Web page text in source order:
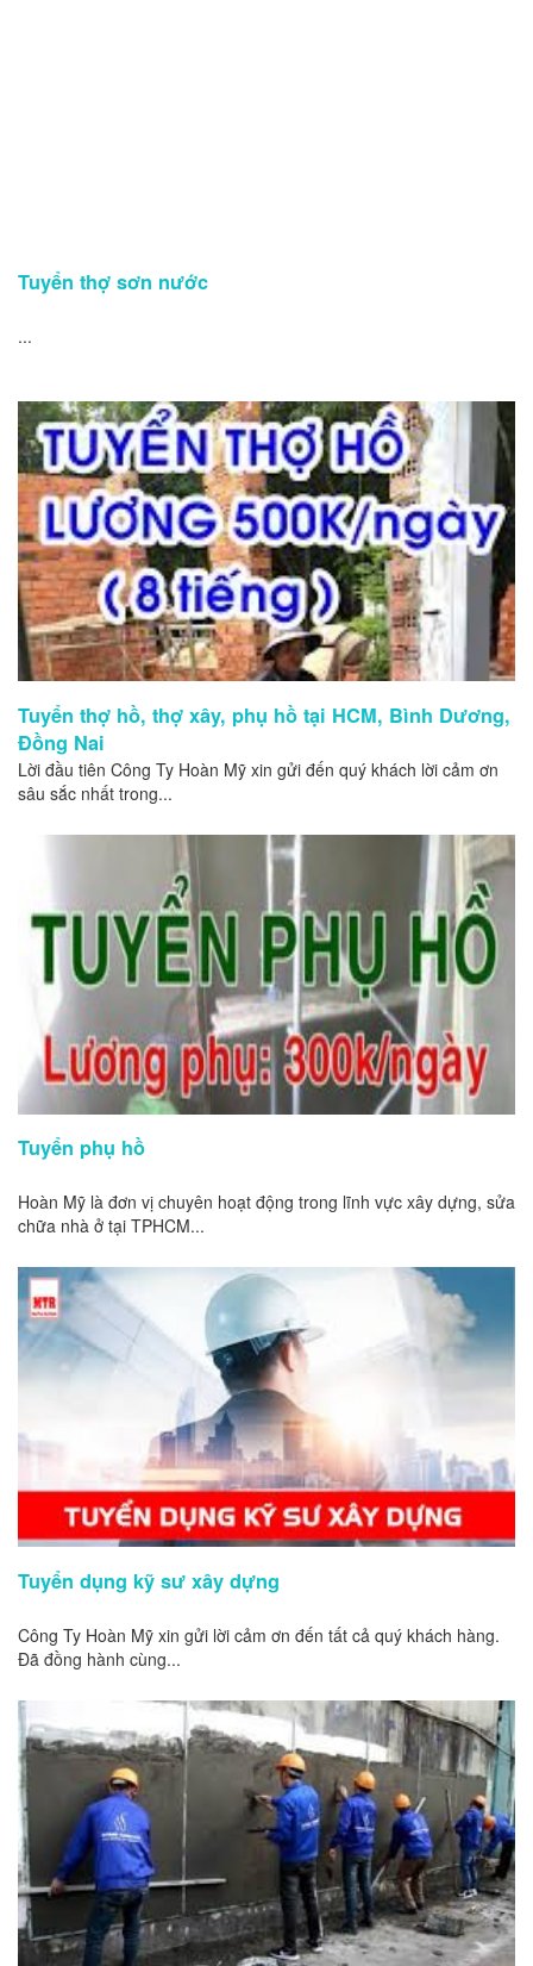
Tuyển thợ sơn nước
...
Tuyển thợ hồ, thợ xây, phụ hồ tại HCM, Bình Dương,
Đồng Nai
Lời đầu tiên Công Ty Hoàn Mỹ xin gửi đến quý khách lời cảm ơn
sâu sắc nhất trong...
Tuyển phụ hồ
Hoàn Mỹ là đơn vị chuyên hoạt động trong lĩnh vực xây dựng, sửa
chữa nhà ở tại TPHCM...
Tuyển dụng kỹ sư xây dựng
Công Ty Hoàn Mỹ xin gửi lời cảm ơn đến tất cả quý khách hàng.
Đã đồng hành cùng...